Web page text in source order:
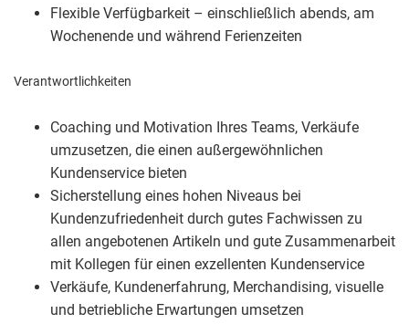
Flexible Verfügbarkeit – einschließlich abends, am
Wochenende und während Ferienzeiten
Verantwortlichkeiten
Coaching und Motivation Ihres Teams, Verkäufe
umzusetzen, die einen außergewöhnlichen
Kundenservice bieten
Sicherstellung eines hohen Niveaus bei
Kundenzufriedenheit durch gutes Fachwissen zu
allen angebotenen Artikeln und gute Zusammenarbeit
mit Kollegen für einen exzellenten Kundenservice
Verkäufe, Kundenerfahrung, Merchandising, visuelle
und betriebliche Erwartungen umsetzen